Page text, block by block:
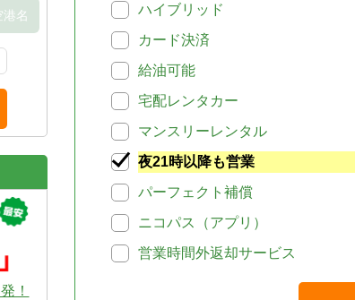
ハイブリッド
カード決済
給油可能
宅配レンタカー
マンスリーレンタル
夜21時以降も営業
パーフェクト補償
ニコパス（アプリ）
営業時間外返却サービス
港名
！